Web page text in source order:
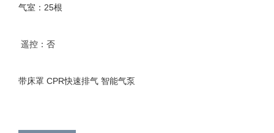
气室：25根
遥控：否
带床罩 CPR快速排气 智能气泵